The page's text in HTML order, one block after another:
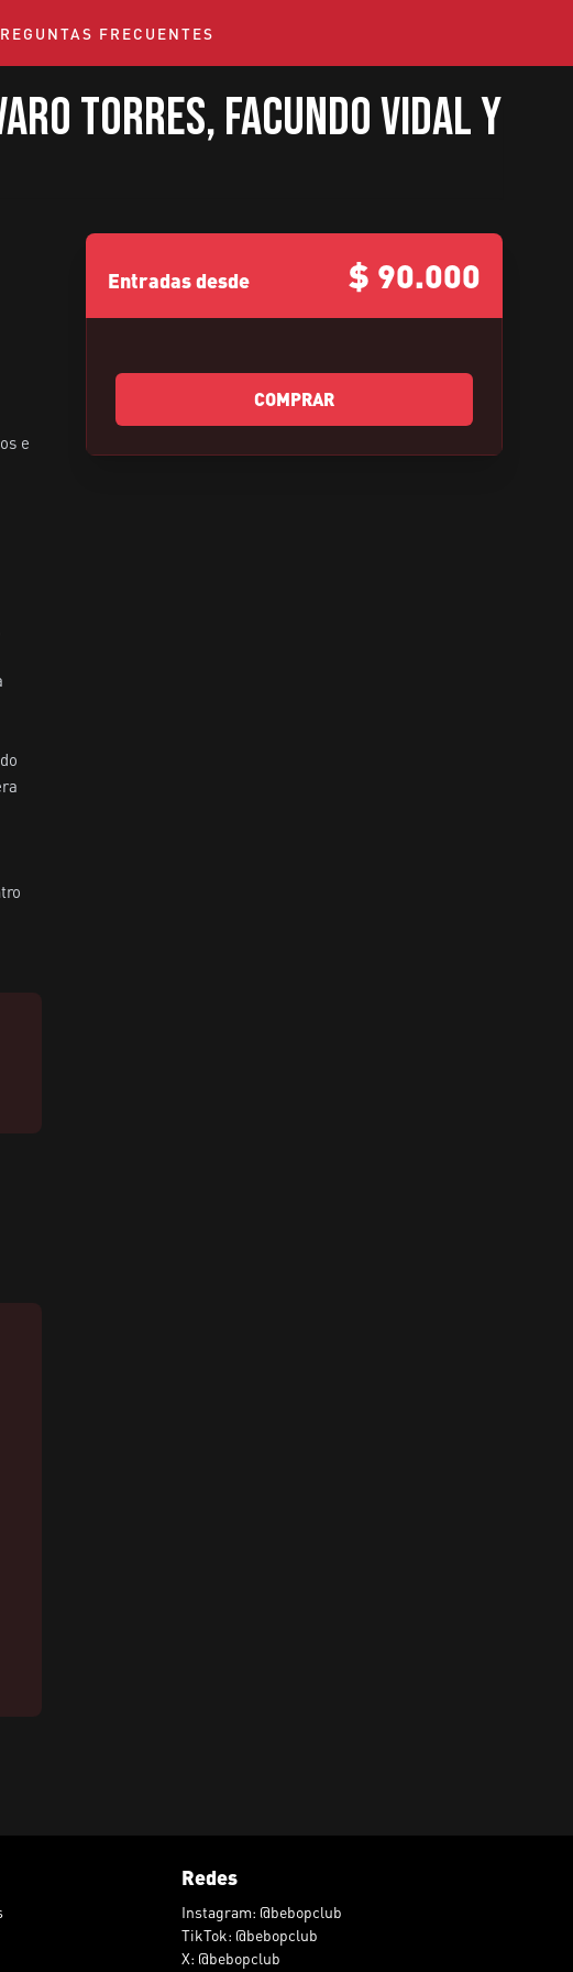
FRECUENTES
Torres, Facundo Vidal y
Entradas desde $ 90.000
COMPRAR
e
Redes
Instagram: @bebopclub
TikTok: @bebopclub
X: @bebopclub